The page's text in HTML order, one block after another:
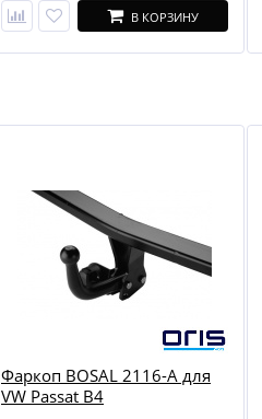
В КОРЗИНУ
Фаркоп BOSAL 2116-A для
VW Passat B4